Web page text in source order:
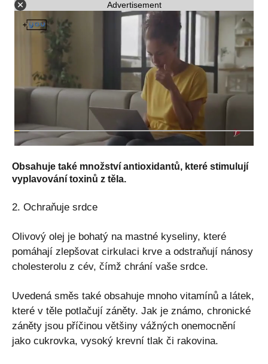
Advertisement
Obsahuje také množství antioxidantů, které stimulují
vyplavování toxinů z těla.
2. Ochraňuje srdce
Olivový olej je bohatý na mastné kyseliny, které
pomáhají zlepšovat cirkulaci krve a odstraňují nánosy
cholesterolu z cév, čímž chrání vaše srdce.
Uvedená směs také obsahuje mnoho vitamínů a látek,
které v těle potlačují záněty. Jak je známo, chronické
záněty jsou příčinou většiny vážných onemocnění
jako cukrovka, vysoký krevní tlak či rakovina.